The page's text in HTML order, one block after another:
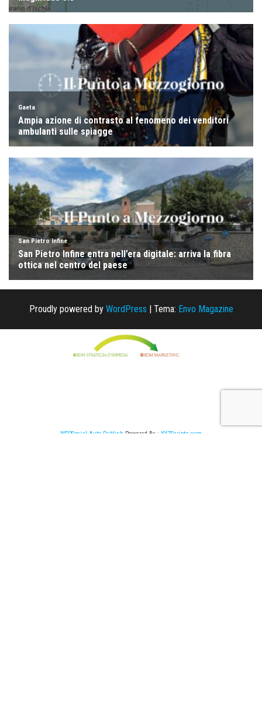
Proudly powered by WordPress | Tema: Envo Magazine
WP2Social Auto Publish Powered By : XYZScripts.com